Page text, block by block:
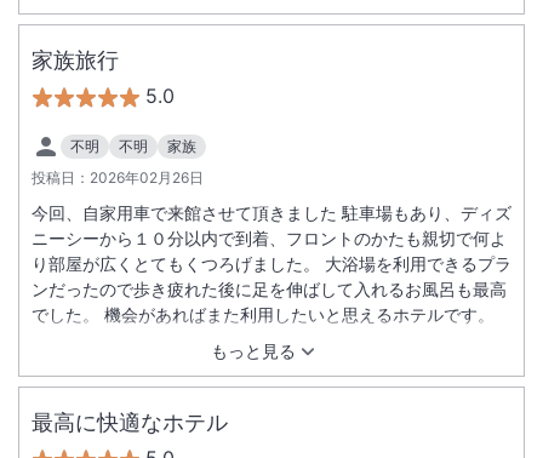
家族旅行
5.0
不明 不明
家族
投稿日： 2026年02月26日
もっと見る
今回、自家用車で来館させて頂きました 駐車場もあり、ディズ
ニーシーから１０分以内で到着、フロントのかたも親切で何よ
り部屋が広くとてもくつろげました。 大浴場を利用できるプラ
ンだったので歩き疲れた後に足を伸ばして入れるお風呂も最高
でした。 機会があればまた利用したいと思えるホテルです。
最高に快適なホテル